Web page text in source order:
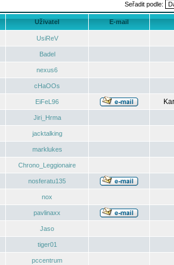
Seřadit podle:
Uživatel E-mail
UsiReV
Badel
nexus6
cHaOOs
EiFeL96
Jiri_Hrma
jacktalking
marklukes
Chrono_Leggionaire
nosferatu135
nox
pavlinaxx
Jaso
tiger01
pccentrum